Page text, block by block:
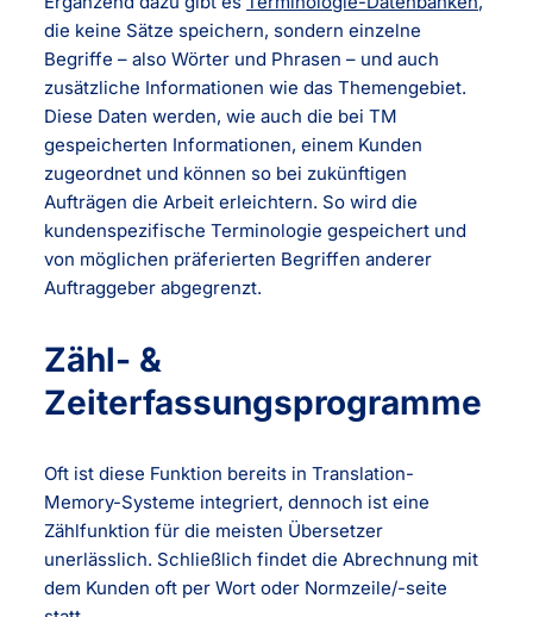
die keine Sätze speichern, sondern einzelne
Begriffe – also Wörter und Phrasen – und auch
zusätzliche Informationen wie das Themengebiet.
Diese Daten werden, wie auch die bei TM
gespeicherten Informationen, einem Kunden
zugeordnet und können so bei zukünftigen
Aufträgen die Arbeit erleichtern. So wird die
kundenspezifische Terminologie gespeichert und
von möglichen präferierten Begriffen anderer
Auftraggeber abgegrenzt.
Zähl- &
Zeiterfassungsprogramme
Oft ist diese Funktion bereits in Translation-
Memory-Systeme integriert, dennoch ist eine
Zählfunktion für die meisten Übersetzer
unerlässlich. Schließlich findet die Abrechnung mit
dem Kunden oft per Wort oder Normzeile/-seite